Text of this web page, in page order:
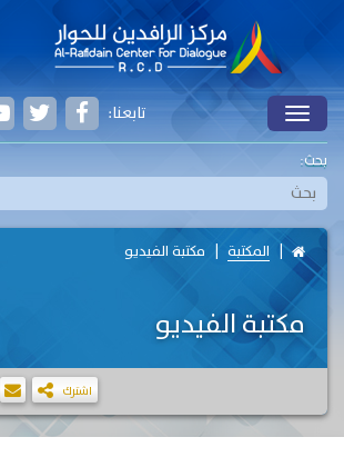
Toggle تابعنا:
بحث:
المكتبة مكتبة الفيديو
مكتبة الفيديو
اشترك